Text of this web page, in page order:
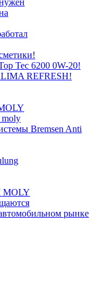
Tec 6200 0W-20!
REFRESH!
moly
Bremsen Anti
MOLY
рынке